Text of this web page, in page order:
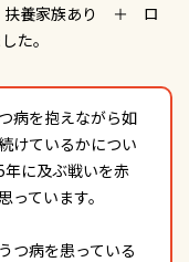
養家族あり ＋ ロ
た。
病を抱えながら如
けているかについ
に及ぶ戦いを赤
ています。
つ病を患っている